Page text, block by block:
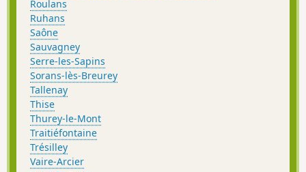
Roulans
Ruhans
Saône
Sauvagney
Serre-les-Sapins
Sorans-lès-Breurey
Tallenay
Thise
Thurey-le-Mont
Traitiéfontaine
Trésilley
Vaire-Arcier